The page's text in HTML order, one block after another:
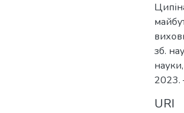
зб.
2023.
URI